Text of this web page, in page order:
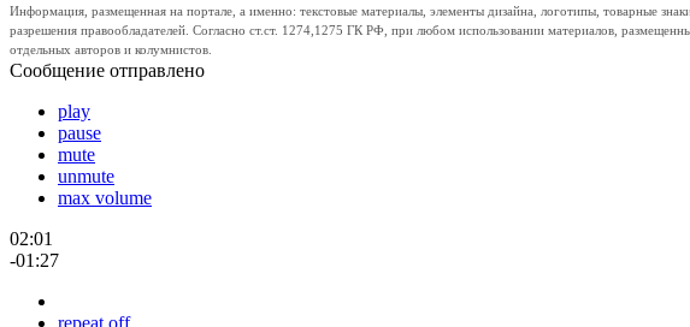
Информация, размещенная на портале, а именно: текстовые материалы, элементы дизайна, логотипы, товарные
разрешения правообладателей. Согласно ст.ст. 1274,1275 ГК РФ, при любом использовании материалов,
отдельных авторов и колумнистов.
Сообщение отправлено
play
pause
mute
unmute
max volume
02:01
-01:27
repeat off